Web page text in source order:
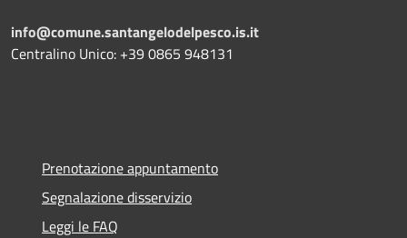
info@comune.santangelodelpesco.is.it
Centralino Unico: +39 0865 948131
Prenotazione appuntamento
Segnalazione disservizio
Leggi le FAQ